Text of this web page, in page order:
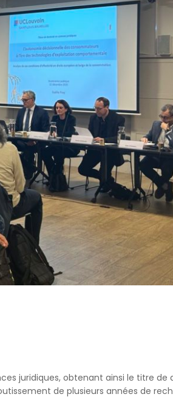
juridiques, obtenant ainsi le titre de
de plusieurs années de